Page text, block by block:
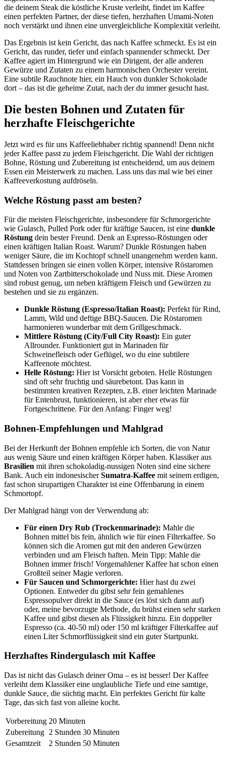
die deinem Steak die köstliche Kruste verleiht, findet im Kaffee
einen perfekten Partner, der diese tiefen, herzhaften Umami-Noten
noch verstärkt und ihnen eine unvergleichliche Komplexität verleiht.
Das Ergebnis ist kein Gericht, das nach Kaffee schmeckt. Es ist ein
Gericht, das runder, tiefer und einfach spannender schmeckt. Der
Kaffee agiert im Hintergrund wie ein Dirigent, der alle anderen
Gewürze und Zutaten zu einem harmonischen Orchester vereint.
Eine subtile Rauchnote hier, ein Hauch von dunkler Schokolade
dort – das ist die geheime Zutat, nach der du immer gesucht hast.
Die besten Bohnen und Zutaten für
herzhafte Fleischgerichte
Jetzt wird es für uns Kaffeeliebhaber richtig spannend! Denn nicht
jeder Kaffee passt zu jedem Fleischgericht. Die Wahl der richtigen
Bohne, Röstung und Zubereitung ist entscheidend, um aus deinem
Essen ein Meisterwerk zu machen. Lass uns das mal wie bei einer
Kaffeeverkostung aufdröseln.
Welche Röstung passt am besten?
Für die meisten Fleischgerichte, insbesondere für Schmorgerichte
wie Gulasch, Pulled Pork oder für kräftige Saucen, ist eine dunkle
Röstung dein bester Freund. Denk an Espresso-Röstungen oder
einen kräftigen Italian Roast. Warum? Dunkle Röstungen haben
weniger Säure, die im Kochtopf schnell unangenehm werden kann.
Stattdessen bringen sie einen vollen Körper, intensive Röstaromen
und Noten von Zartbitterschokolade und Nuss mit. Diese Aromen
sind robust genug, um neben kräftigem Fleisch und Gewürzen zu
bestehen und sie zu ergänzen.
Dunkle Röstung (Espresso/Italian Roast): Perfekt für Rind,
Lamm, Wild und deftige BBQ-Saucen. Die Röstaromen
harmonieren wunderbar mit dem Grillgeschmack.
Mittlere Röstung (City/Full City Roast): Ein guter
Allrounder. Funktioniert gut in Marinaden für
Schweinefleisch oder Geflügel, wo du eine subtilere
Kaffeenote möchtest.
Helle Röstung: Hier ist Vorsicht geboten. Helle Röstungen
sind oft sehr fruchtig und säurebetont. Das kann in
bestimmten kreativen Rezepten, z.B. einer leichten Marinade
für Entenbrust, funktionieren, ist aber eher etwas für
Fortgeschrittene. Für den Anfang: Finger weg!
Bohnen-Empfehlungen und Mahlgrad
Bei der Herkunft der Bohnen empfehle ich Sorten, die von Natur
aus wenig Säure und einen kräftigen Körper haben. Klassiker aus
Brasilien mit ihren schokoladig-nussigen Noten sind eine sichere
Bank. Auch ein indonesischerSumatra-Kaffee mit seinem erdigen,
fast schon sirupartigen Charakter ist eine Offenbarung in einem
Schmortopf.
Der Mahlgrad hängt von der Verwendung ab:
Für einen Dry Rub (Trockenmarinade): Mahle die
Bohnen mittel bis fein, ähnlich wie für einen Filterkaffee. So
können sich die Aromen gut mit den anderen Gewürzen
verbinden und am Fleisch haften. Mein Tipp: Mahle die
Bohnen immer frisch! Vorgemahlener Kaffee hat schon einen
Großteil seiner Magie verloren.
Für Saucen und Schmorgerichte: Hier hast du zwei
Optionen. Entweder du gibst sehr fein gemahlenes
Espressopulver direkt in die Sauce (es löst sich dann auf)
oder, meine bevorzugte Methode, du brühst einen sehr starken
Kaffee und gibst diesen als Flüssigkeit hinzu. Ein doppelter
Espresso (ca. 40-50 ml) oder 150 ml kräftiger Filterkaffee auf
einen Liter Schmorflüssigkeit sind ein guter Startpunkt.
Herzhaftes Rindergulasch mit Kaffee
Das ist nicht das Gulasch deiner Oma – es ist besser! Der Kaffee
verleiht dem Klassiker eine unglaubliche Tiefe und eine samtige,
dunkle Sauce, die süchtig macht. Ein perfektes Gericht für kalte
Tage, das sich fast von alleine kocht.
Vorbereitung 20 Minuten
Zubereitung 2 Stunden 30 Minuten
Gesamtzeit
2 Stunden 50 Minuten